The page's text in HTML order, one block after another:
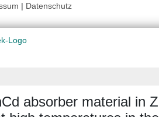
| Datenschutz
absorber material in